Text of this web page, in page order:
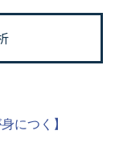
につく】